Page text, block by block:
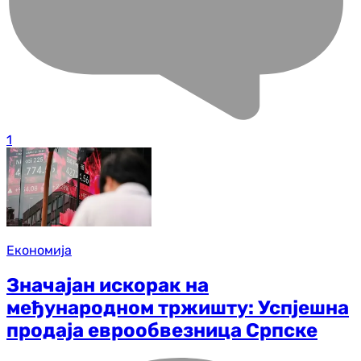
1
Економија
Значајан искорак на
међународном тржишту: Успјешна
продаја еврообвезница Српске